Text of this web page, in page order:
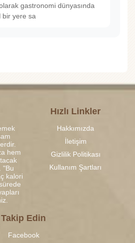
gastronomi dünyasında
bir yere sa
hem
"Bu
kalori
Hızlı Linkler
Hakkımızda
İletişim
Gizlilik Politikası
Kullanım Şartları
Takip Edin
Facebook